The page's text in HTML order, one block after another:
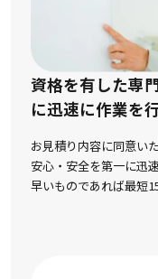
資格を有した専
に迅速に作業を
お見積り内容に同意い
安心・安全を第一に迅
早いものであれば最短